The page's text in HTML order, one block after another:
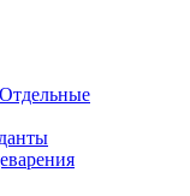
Отдельные